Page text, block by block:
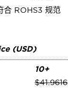
合 ROHS3 规范
(USD)
10+
$41.9616